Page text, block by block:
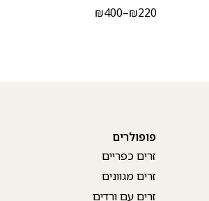
₪220
–
₪400
פופולרים
זרים כפריים
זרים מגוונים
זרים עם ורדים